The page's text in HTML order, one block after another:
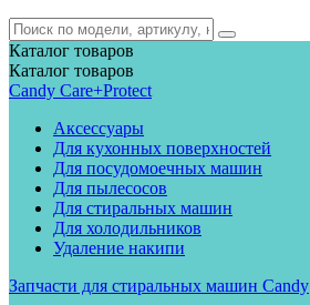
Каталог товаров
Каталог товаров
Candy Care+Protect
Аксессуары
Для кухонных поверхностей
Для посудомоечных машин
Для пылесосов
Для стиральных машин
Для холодильников
Удаление накипи
Запчасти для стиральных машин Candy